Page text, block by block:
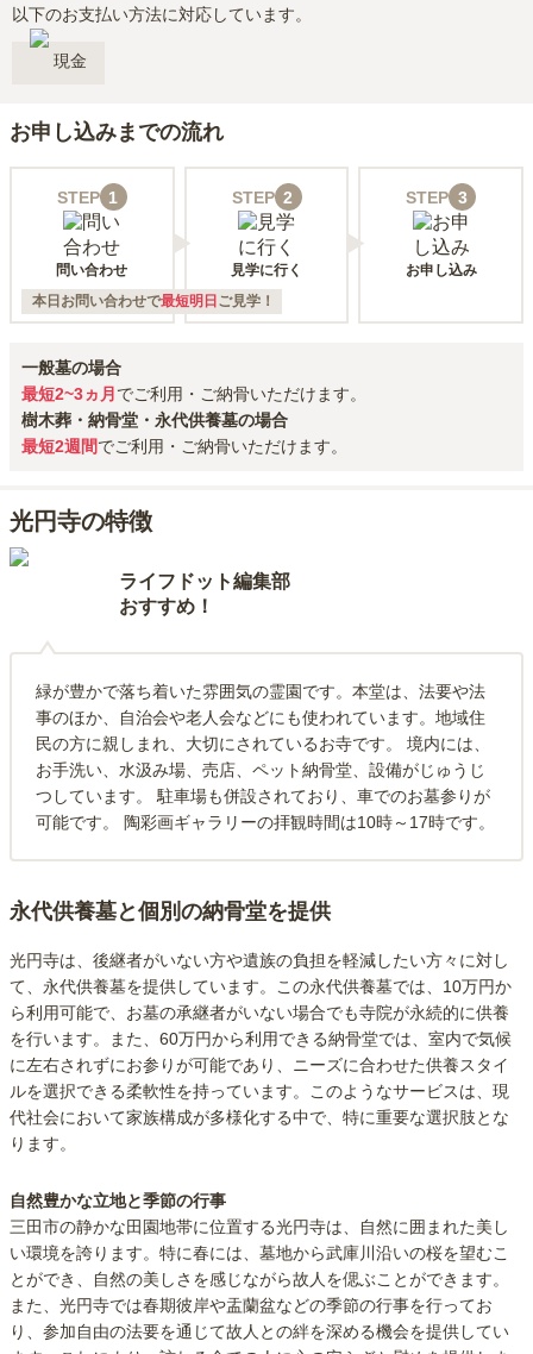
以下のお支払い方法に対応しています。
現金
お申し込みまでの流れ
STEP 1
問い合わせ
STEP 2
見学に行く
STEP 3
お申し込み
本日お問い合わせで最短明日 ご見学！
一般墓の場合
最短2~3ヵ月 でご利用・ご納骨いただけます。
樹木葬・納骨堂・永代供養墓の場合
最短2週間でご利用・ご納骨いただけます。
光円寺の特徴
ライフドット編集部
おすすめ！
緑が豊かで落ち着いた雰囲気の霊園です。本堂は、法要や法
事のほか、自治会や老人会などにも使われています。地域住
民の方に親しまれ、大切にされているお寺です。 境内には、
お手洗い、水汲み場、売店、ペット納骨堂、設備がじゅうじ
つしています。 駐車場も併設されており、車でのお墓参りが
可能です。 陶彩画ギャラリーの拝観時間は10時～17時です。
永代供養墓と個別の納骨堂を提供
光円寺は、後継者がいない方や遺族の負担を軽減したい方々に対し
て、永代供養墓を提供しています。この永代供養墓では、10万円か
ら利用可能で、お墓の承継者がいない場合でも寺院が永続的に供養
を行います。また、60万円から利用できる納骨堂では、室内で気候
に左右されずにお参りが可能であり、ニーズに合わせた供養スタイ
ルを選択できる柔軟性を持っています。このようなサービスは、現
代社会において家族構成が多様化する中で、特に重要な選択肢とな
ります。
自然豊かな立地と季節の行事
三田市の静かな田園地帯に位置する光円寺は、自然に囲まれた美し
い環境を誇ります。特に春には、墓地から武庫川沿いの桜を望むこ
とができ、自然の美しさを感じながら故人を偲ぶことができます。
また、光円寺では春期彼岸や盂蘭盆などの季節の行事を行ってお
り、参加自由の法要を通じて故人との絆を深める機会を提供してい